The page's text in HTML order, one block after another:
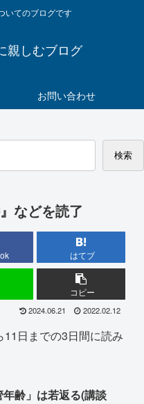
いてのブログです
親しむブログ
お問い合わせ
検索
などを読了
はてブ
コピー
2024.06.21 2022.02.12
日までの3日間に読み
齢」は若返る(講談